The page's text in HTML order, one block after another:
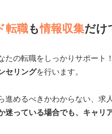
転職も情報収集だけ
たの転職をしっかりサポート！
セリングを行います。
進めるべきかわからない、求
迷っている場合でも、キャリ